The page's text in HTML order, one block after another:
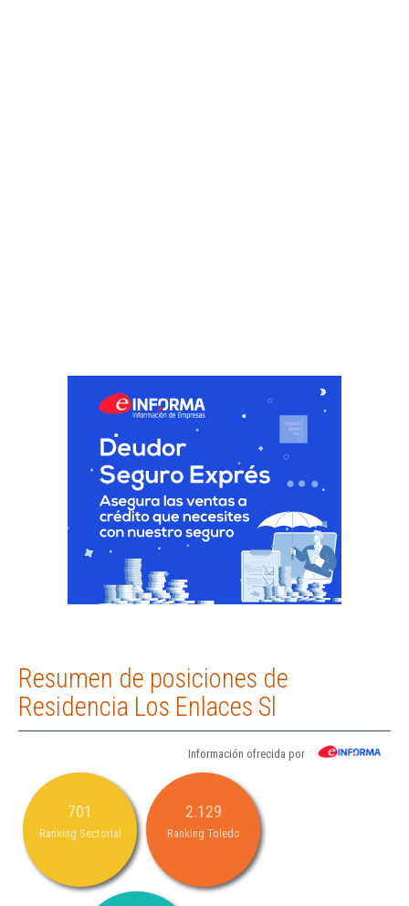
Resumen de posiciones de
Residencia Los Enlaces Sl
Información ofrecida por
701
Ranking Sectorial
2.129
Ranking Toledo